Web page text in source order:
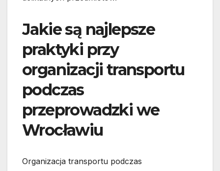
Jakie są najlepsze
praktyki przy
organizacji transportu
podczas
przeprowadzki we
Wrocławiu
Organizacja transportu podczas